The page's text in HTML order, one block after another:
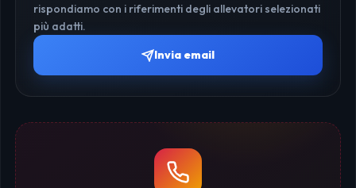
rispondiamo con i riferimenti degli allevatori selezionati
più adatti.
Invia email